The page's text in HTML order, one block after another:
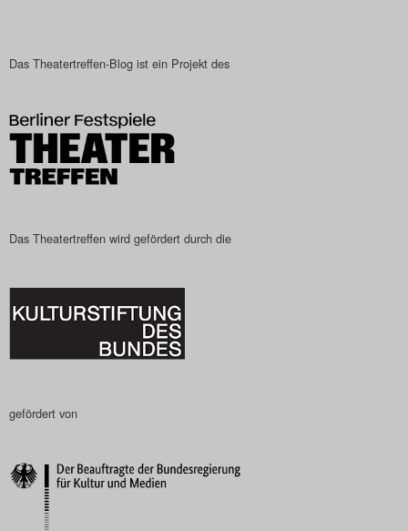
Das Theatertreffen-Blog ist ein Projekt des
Das Theatertreffen wird gefördert durch die
gefördert von